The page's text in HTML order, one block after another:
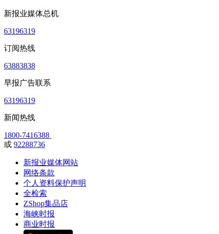
新报业媒体总机
63196319
订阅热线
63883838
早报广告联系
63196319
新闻热线
1800-7416388
或 92288736
新报业媒体网站
网络条款
个人资料保护声明
全检索
ZShop集品店
海峡时报
商业时报